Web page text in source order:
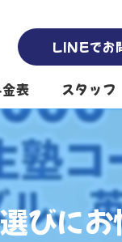
LINEでお
表 スタッフ
南公園本
南公園第2
堤下公園校
びに